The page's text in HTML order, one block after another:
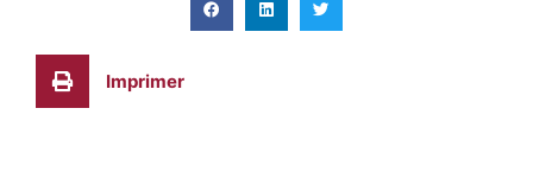
Imprimer